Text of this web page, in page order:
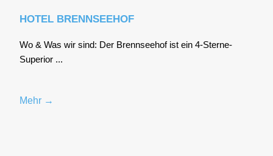
HOTEL BRENNSEEHOF
Wo & Was wir sind: Der Brenn­see­hof ist ein 4‑S­ter­ne-
Supe­ri­or ...
Mehr →